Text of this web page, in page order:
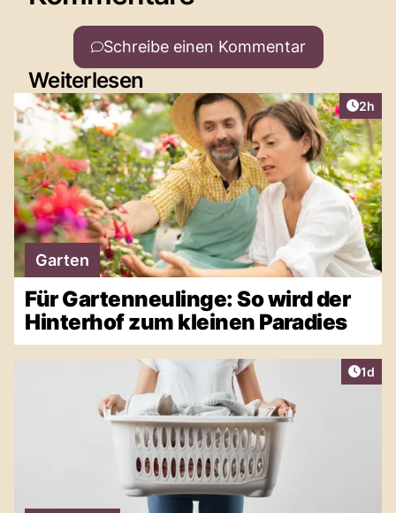
Schreibe einen Kommentar
Weiterlesen
2h
Garten
Für Gartenneulinge: So wird der
Hinterhof zum kleinen Paradies
1d